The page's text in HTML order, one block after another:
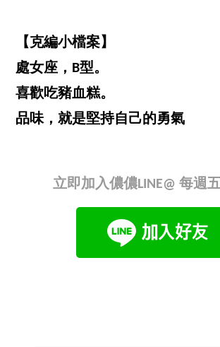
【克編小檔案】
處女座，B型。
喜歡吃豬血糕。
品味，就是堅持自己的勇氣
立即加入儂儂LINE@ 每週